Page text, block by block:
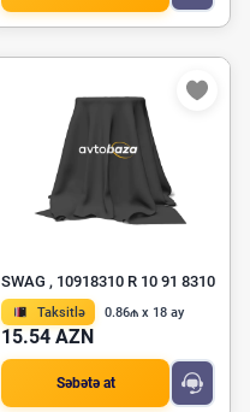
SWAG , 10918310 R 10 91 8310
Taksitlə 0.86₼ x 18 ay
15.54 AZN
Səbətə at